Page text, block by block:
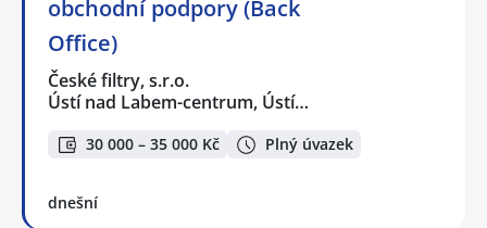
obchodní podpory (Back
Office)
České filtry, s.r.o.
Ústí nad Labem-centrum, Ústí…
30 000 – 35 000 Kč Plný úvazek
dnešní